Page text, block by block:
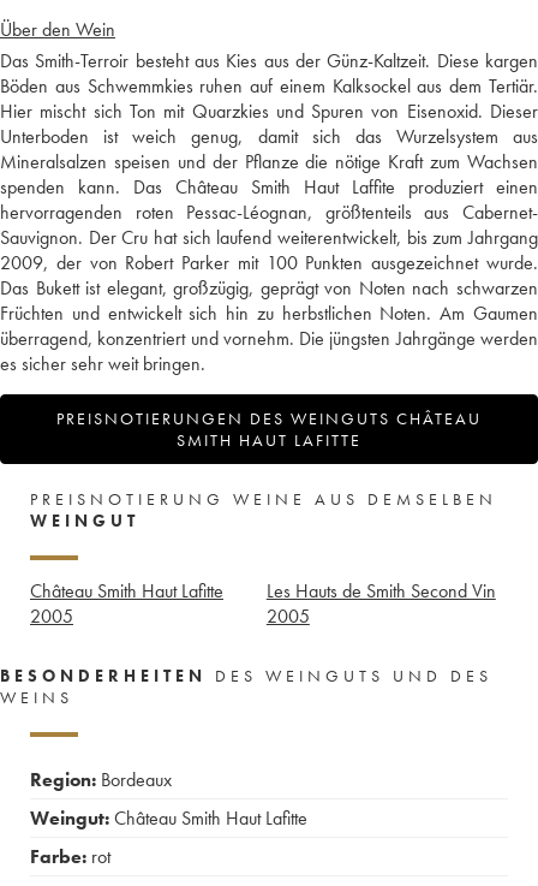
Über den Wein
Das Smith-Terroir besteht aus Kies aus der Günz-Kaltzeit. Diese kargen
Böden aus Schwemmkies ruhen auf einem Kalksockel aus dem Tertiär.
Hier mischt sich Ton mit Quarzkies und Spuren von Eisenoxid. Dieser
Unterboden ist weich genug, damit sich das Wurzelsystem aus
Mineralsalzen speisen und der Pflanze die nötige Kraft zum Wachsen
spenden kann. Das Château Smith Haut Laffite produziert einen
hervorragenden roten Pessac-Léognan, größtenteils aus Cabernet-
Sauvignon. Der Cru hat sich laufend weiterentwickelt, bis zum Jahrgang
2009, der von Robert Parker mit 100 Punkten ausgezeichnet wurde.
Das Bukett ist elegant, großzügig, geprägt von Noten nach schwarzen
Früchten und entwickelt sich hin zu herbstlichen Noten. Am Gaumen
überragend, konzentriert und vornehm. Die jüngsten Jahrgänge werden
es sicher sehr weit bringen.
PREISNOTIERUNGEN DES WEINGUTS CHÂTEAU
SMITH HAUT LAFITTE
PREISNOTIERUNG WEINE AUS DEMSELBEN
WEINGUT
Château Smith Haut Lafitte
2005
Les Hauts de Smith Second Vin
2005
BESONDERHEITEN
DES WEINGUTS UND DES
WEINS
Region: Bordeaux
Weingut:Château Smith Haut Lafitte
Farbe: rot